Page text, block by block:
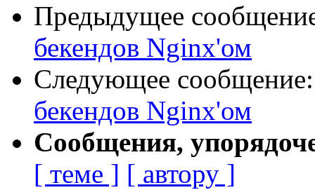
Предыдущее
бекендов Nginx'ом
Следующее
бекендов Nginx'ом
Сообщения,
[ теме ] [ автору ]